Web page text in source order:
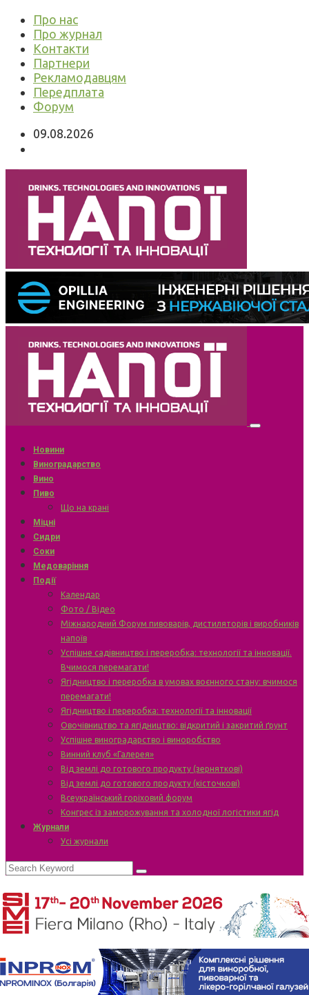
Про нас
Про журнал
Контакти
Партнери
Рекламодавцям
Передплата
Форум
09.08.2026
Новини
Виноградарство
Вино
Пиво
Що на крані
Міцні
Сидри
Соки
Медоваріння
Події
Календар
Фото / Відео
Міжнародний Форум пивоварів, дистиляторів і виробників
напоїв
Успішне садівництво і переробка: технології та інновації.
Вчимося перемагати!
Ягідництво і переробка в умовах воєнного стану: вчимося
перемагати!
Ягідництво і переробка: технології та інновації
Овочівництво та ягідництво: відкритий і закритий ґрунт
Успішне виноградарство і виноробство
Винний клуб «Галерея»
Від землі до готового продукту (зерняткові)
Від землі до готового продукту (кісточкові)
Всеукраїнський горіховий форум
Конгрес із заморожування та холодної логістики ягід
Журнали
Усі журнали